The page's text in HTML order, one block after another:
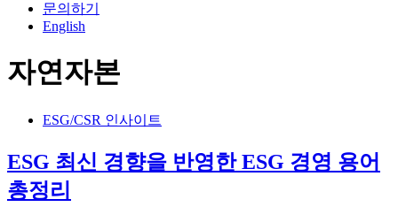
문의하기
English
자연자본
ESG/CSR 인사이트
ESG 최신 경향을 반영한 ESG 경영 용어
총정리